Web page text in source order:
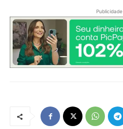
Publicidade